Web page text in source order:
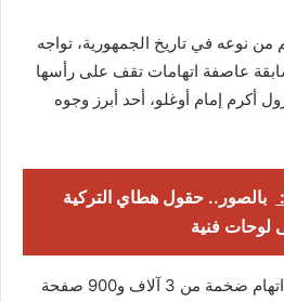
نوعه في تاريخ الجمهورية، تواجه
عاصفة اتهامات تقف على رأسها
أكرم إمام أوغلو، أحد أبرز وجوه
بالصور.. حقول هطاي التركية
لوحات فنية
وقدمت النيابة العامة لائحة اتهام ضخمة من 3 آلاف و900 صفحة